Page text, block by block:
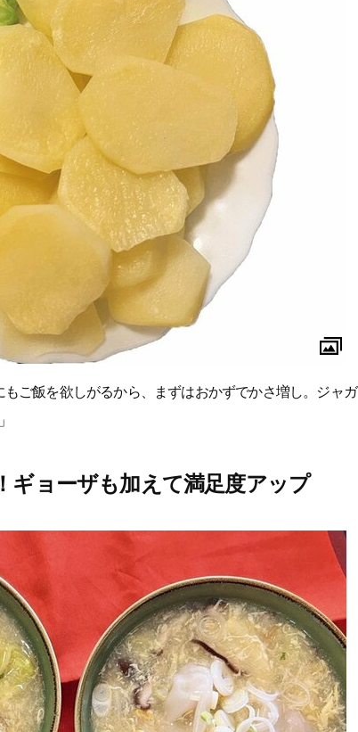
ご飯を欲しがるから、まずはおかずでかさ増し。ジャガ
ギョーザも加えて満足度アップ